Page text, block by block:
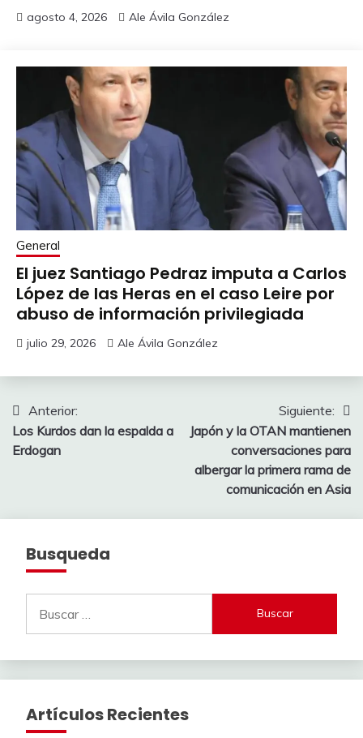
agosto 4, 2026 Ale Ávila González
General
El juez Santiago Pedraz imputa a Carlos
López de las Heras en el caso Leire por
abuso de información privilegiada
julio 29, 2026 Ale Ávila González
Navegación
de
Anterior:
Los Kurdos dan la espalda a
Erdogan
Siguiente:
Japón y la OTAN mantienen
conversaciones para
albergar la primera rama de
comunicación en Asia
Busqueda
Artículos Recientes